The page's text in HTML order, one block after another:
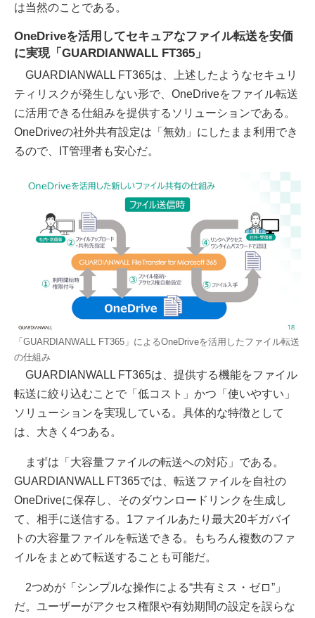
は当然のことである。
OneDriveを活用してセキュアなファイル転送を安価
に実現「GUARDIANWALL FT365」
GUARDIANWALL FT365は、上述したようなセキュリ
ティリスクが発生しない形で、OneDriveをファイル転送
に活用できる仕組みを提供するソリューションである。
OneDriveの社外共有設定は「無効」にしたまま利用でき
るので、IT管理者も安心だ。
「GUARDIANWALL FT365」によるOneDriveを活用したファイル転送
の仕組み
GUARDIANWALL FT365は、提供する機能をファイル
転送に絞り込むことで「低コスト」かつ「使いやすい」
ソリューションを実現している。具体的な特徴として
は、大きく4つある。
まずは「大容量ファイルの転送への対応」である。
GUARDIANWALL FT365では、転送ファイルを自社の
OneDriveに保存し、そのダウンロードリンクを生成し
て、相手に送信する。1ファイルあたり最大20ギガバイ
トの大容量ファイルを転送できる。もちろん複数のファ
イルをまとめて転送することも可能だ。
2つめが「シンプルな操作による“共有ミス・ゼロ”」
だ。ユーザーがアクセス権限や有効期間の設定を誤らな